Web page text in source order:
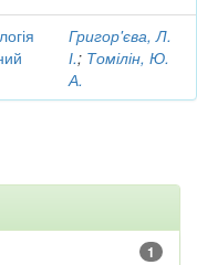
Григор'єва, Л.
І.; Томілін, Ю.
А.
1